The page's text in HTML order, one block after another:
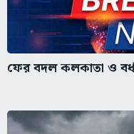
ফের বদল কলকাতা ও